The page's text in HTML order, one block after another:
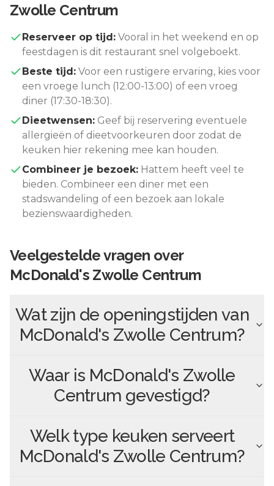
Zwolle Centrum
Reserveer op tijd: Vooral in het weekend en op
feestdagen is dit restaurant snel volgeboekt.
Beste tijd: Voor een rustigere ervaring, kies voor
een vroege lunch (12:00-13:00) of een vroeg
diner (17:30-18:30).
Dieetwensen: Geef bij reservering eventuele
allergieën of dieetvoorkeuren door zodat de
keuken hier rekening mee kan houden.
Combineer je bezoek: Hattem heeft veel te
bieden. Combineer een diner met een
stadswandeling of een bezoek aan lokale
bezienswaardigheden.
Veelgestelde vragen over
McDonald's Zwolle Centrum
Wat zijn de openingstijden van
McDonald's Zwolle Centrum?
Waar is McDonald's Zwolle
Centrum gevestigd?
Welk type keuken serveert
McDonald's Zwolle Centrum?